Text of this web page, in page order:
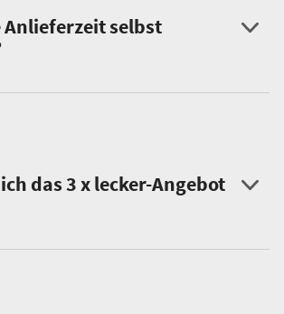
Anlieferzeit selbst
das 3 x lecker-Angebot